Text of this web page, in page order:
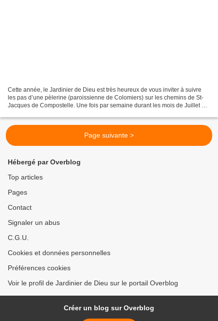
Cette année, le Jardinier de Dieu est très heureux de vous inviter à suivre
les pas d’une pèlerine (paroissienne de Colomiers) sur les chemins de St-
Jacques de Compostelle. Une fois par semaine durant les mois de Juillet et
Page suivante >
Hébergé par Overblog
Top articles
Pages
Contact
Signaler un abus
C.G.U.
Cookies et données personnelles
Préférences cookies
Voir le profil de Jardinier de Dieu sur le portail Overblog
Créer un blog sur Overblog